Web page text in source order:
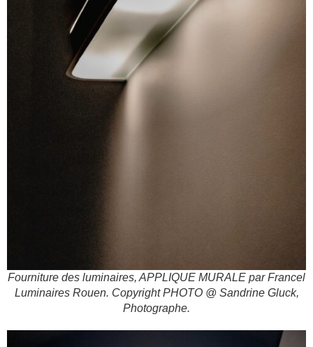
Fourniture des luminaires, APPLIQUE MURALE par Francel
Luminaires Rouen. Copyright PHOTO @ Sandrine Gluck,
Photographe.